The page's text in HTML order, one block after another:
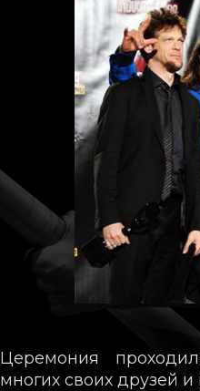
Церемония
многих своих друзей